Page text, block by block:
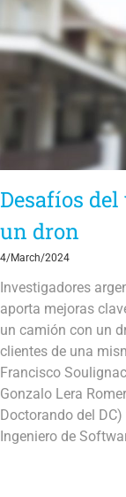
Desafíos
un dron
4/March/2024
Investigadores
aporta mejoras
un camión con un
clientes de una
Francisco
Gonzalo Lera
Doctorando del
Ingeniero de